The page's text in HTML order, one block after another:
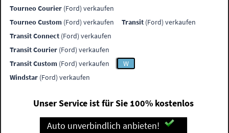
Tourneo Courier (Ford) verkaufen
Tourneo Custom (Ford) verkaufen Transit (Ford) verkaufen
Transit Connect (Ford) verkaufen
Transit Courier (Ford) verkaufen
Transit Custom (Ford) verkaufen
W
Windstar (Ford) verkaufen
Unser Service ist für Sie 100% kostenlos
Auto unverbindlich anbieten!